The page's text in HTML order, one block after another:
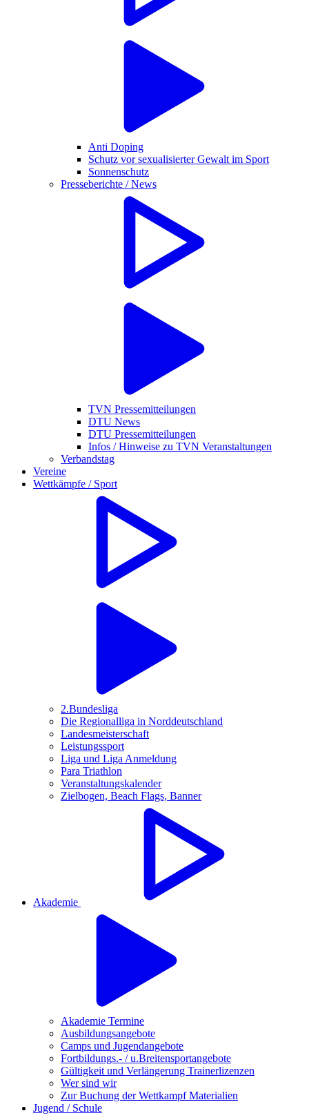
Anti Doping
Schutz vor sexualisierter Gewalt im Sport
Sonnenschutz
Presseberichte / News
TVN Pressemitteilungen
DTU News
DTU Pressemitteilungen
Infos / Hinweise zu TVN Veranstaltungen
Verbandstag
Vereine
Wettkämpfe / Sport
2.Bundesliga
Die Regionalliga in Norddeutschland
Landesmeisterschaft
Leistungssport
Liga und Liga Anmeldung
Para Triathlon
Veranstaltungskalender
Zielbogen, Beach Flags, Banner
Akademie
Akademie Termine
Ausbildungsangebote
Camps und Jugendangebote
Fortbildungs.- / u.Breitensportangebote
Gültigkeit und Verlängerung Trainerlizenzen
Wer sind wir
Zur Buchung der Wettkampf Materialien
Jugend / Schule